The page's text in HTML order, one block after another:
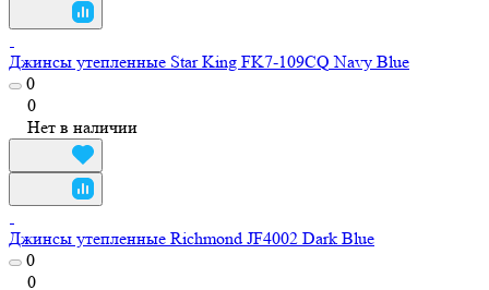
Джинсы утепленные Star King FK7-109CQ Navy Blue
0
0
Нет в наличии
Джинсы утепленные Richmond JF4002 Dark Blue
0
0